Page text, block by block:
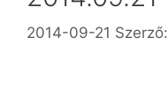
2014-09-21 Szerző: